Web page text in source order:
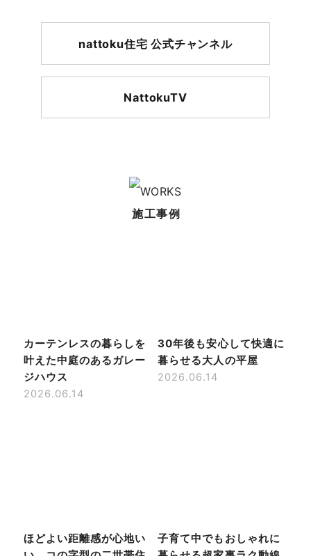
nattoku住宅 公式チャンネル
NattokuTV
施工事例
カーテンレスの暮らしを
叶えた中庭のあるガレー
ジハウス
2026.06.14
30年後も安心して快適に
暮らせる大人の平屋
2026.06.14
ほどよい距離感が心地い
子育て中でもおしゃれに